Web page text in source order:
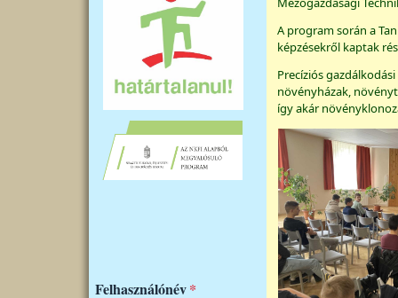
Felhasználónév
A program során a
képzésekről kaptak
Precíziós
növényházak,
így akár